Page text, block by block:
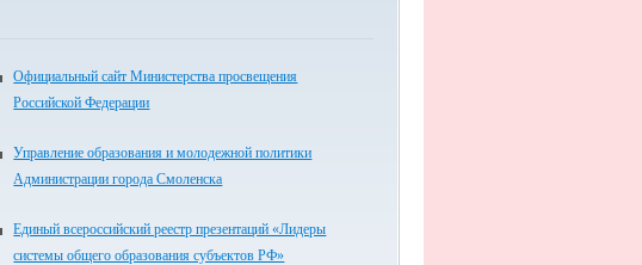
Официальный сайт Министерства просвещения
Российской Федерации
Управление образования и молодежной политики
Администрации города Смоленска
Единый всероссийский реестр презентаций «Лидеры
системы общего образования субъектов РФ»